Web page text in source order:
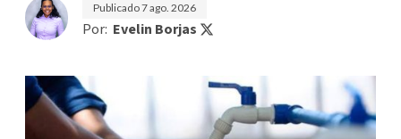
Publicado7 ago. 2026
Por: Evelin Borjas